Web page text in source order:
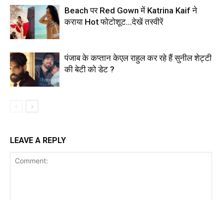
Beach पर Red Gown में Katrina Kaif ने
कराया Hot फोटोशूट…देखें तस्वीरें
पंजाब के कप्तान केएल राहुल कर रहे हैं सुनील शेट्टी
की बेटी को डेट ?
LEAVE A REPLY